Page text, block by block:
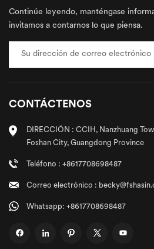
Continúe leyendo, manténgase
invitamos a contarnos lo que piensa.
CONTÁCTENOS
DIRECCIÓN : CCIH, Nanzhuang
Foshan City, Guangdong Province
Teléfono : +8617708698487
Correo electrónico :
Whatsapp: +8617708698487